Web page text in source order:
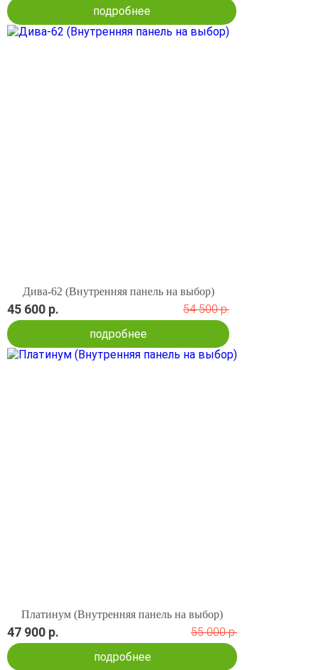
подробнее
Дива-62 (Внутренняя панель на выбор)
45 600 р.
54 500 р.
подробнее
Платинум (Внутренняя панель на выбор)
47 900 р.
55 000 р.
подробнее